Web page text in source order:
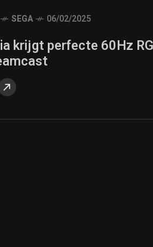
SEGA 06/02/2025
krijgt perfecte 60Hz